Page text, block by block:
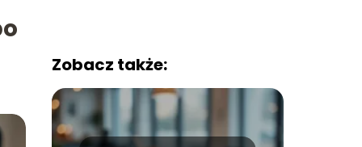
Zobacz także: